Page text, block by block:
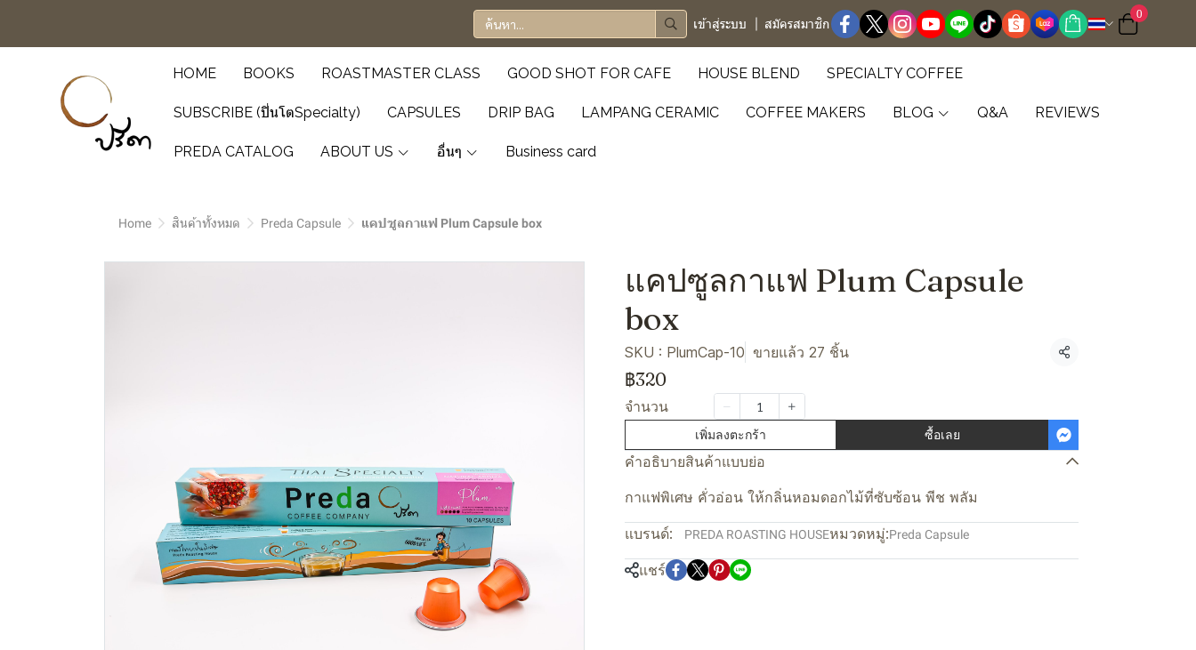
เข้าสู่ระบบ สมัครสมาชิก
0
HOME BOOKS ROASTMASTER CLASS GOOD SHOT FOR CAFE HOUSE BLEND SPECIALTY COFFEE
SUBSCRIBE (ปิ่นโตSpecialty) CAPSULES DRIP BAG LAMPANG CERAMIC COFFEE MAKERS BLOG Q&A REVIEWS
PREDA CATALOG ABOUT US อื่นๆ Business card
Home สินค้าทั้งหมด Preda Capsule แคปซูลกาแฟ Plum Capsule box
แคปซูลกาแฟ Plum Capsule
box
SKU : PlumCap-10 ขายแล้ว 27 ชิ้น แชร์
฿320
จำนวน
เพิ่มลงตะกร้า ซื้อเลย
คำอธิบายสินค้าแบบย่อ
กาแฟพิเศษ คั่วอ่อน ให้กลิ่นหอมดอกไม้ที่ซับซ้อน พีช พลัม
แบรนด์: PREDA ROASTING HOUSEหมวดหมู่:Preda Capsule
แชร์